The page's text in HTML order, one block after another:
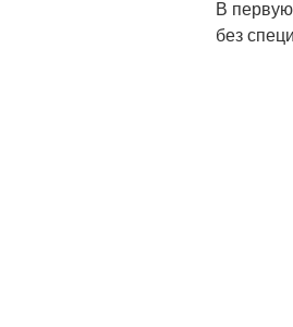
В
без